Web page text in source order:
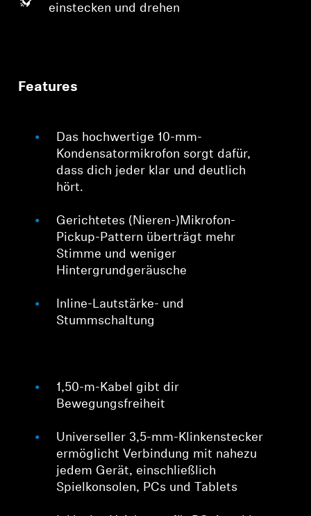
einstecken und drehen
Features
Das hochwertige 10-mm-
Kondensatormikrofon sorgt dafür,
dass dich jeder klar und deutlich
hört.
Gerichtetes (Nieren-)Mikrofon-
Pickup-Pattern überträgt mehr
Stimme und weniger
Hintergrundgeräusche
Inline-Lautstärke- und
Stummschaltung
1,50-m-Kabel gibt dir
Bewegungsfreiheit
Universeller 3,5-mm-Klinkenstecker
ermöglicht Verbindung mit nahezu
jedem Gerät, einschließlich
Spielkonsolen, PCs und Tablets